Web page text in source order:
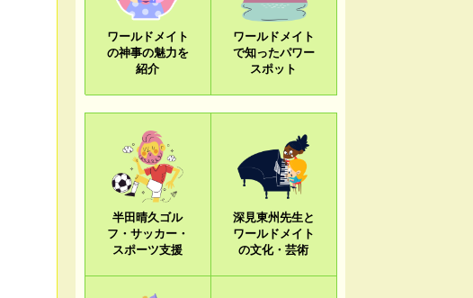
ワールドメイト
の神事の魅力を
紹介
ワールドメイト
で知ったパワー
スポット
半田晴久ゴル
フ・サッカー・
スポーツ支援
深見東州先生と
ワールドメイト
の文化・芸術